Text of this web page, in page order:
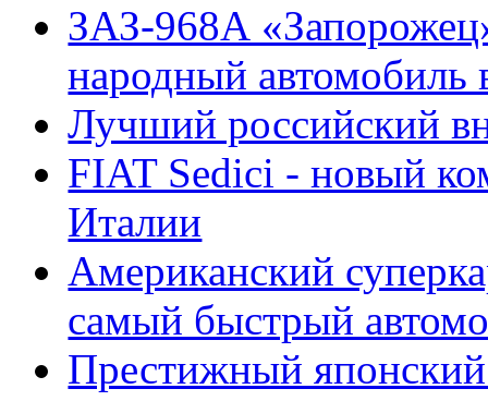
ЗАЗ-968А
народный
Лучший российский
FIAT Sedici - новый
Италии
Американский
самый быстрый
Престижный